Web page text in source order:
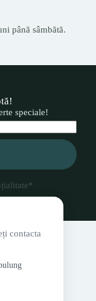
până sâmbătă.
speciale!
*
contacta